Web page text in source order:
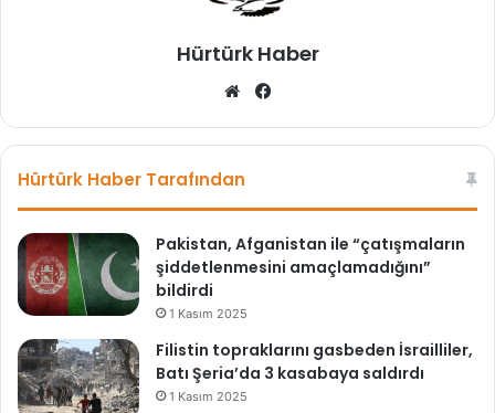
Hürtürk Haber
We
sit bo
Hürtürk Haber Tarafından
Pakistan, Afganistan ile “çatışmaların
şiddetlenmesini amaçlamadığını”
bildirdi
1 Kasım 2025
Filistin topraklarını gasbeden İsrailliler,
Batı Şeria’da 3 kasabaya saldırdı
1 Kasım 2025